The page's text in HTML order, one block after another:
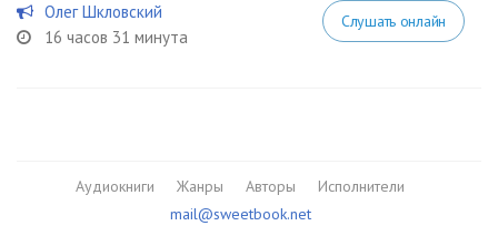
Олег Шкловский
16 часов 31 минута
Слушать онлайн
Аудиокниги Жанры Авторы
Исполнители
mail@sweetbook.net